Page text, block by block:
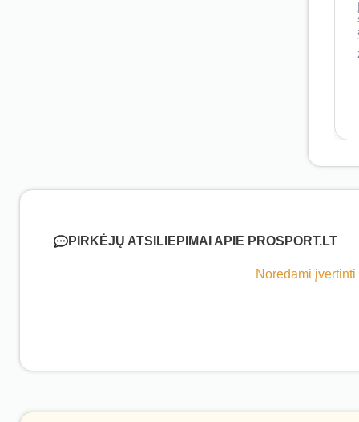
PIRKĖJŲ ATSILIEPIMAI APIE PROSPORT.LT
Norėdami